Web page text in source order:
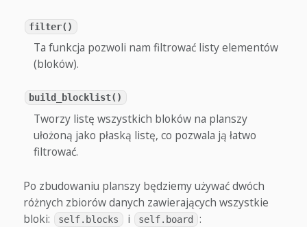
filter()
Ta funkcja pozwoli nam filtrować listy elementów
(bloków).
build_blocklist()
Tworzy listę wszystkich bloków na planszy
ułożoną jako płaską listę, co pozwala ją łatwo
filtrować.
Po zbudowaniu planszy będziemy używać dwóch
różnych zbiorów danych zawierających wszystkie
bloki:
self.blocks i self.board :